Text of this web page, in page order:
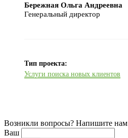
Бережная Ольга Андреевна
Генеральный директор
Тип проекта:
Услуги поиска новых клиентов
Возникли вопросы? Напишите нам
Ваш